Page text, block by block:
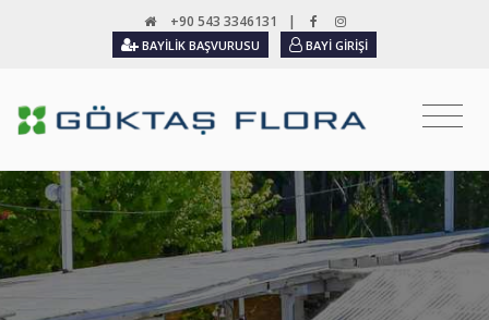
+90 543 3346131 |
BAYILIK BAŞVURUSU BAYI GIRIŞI